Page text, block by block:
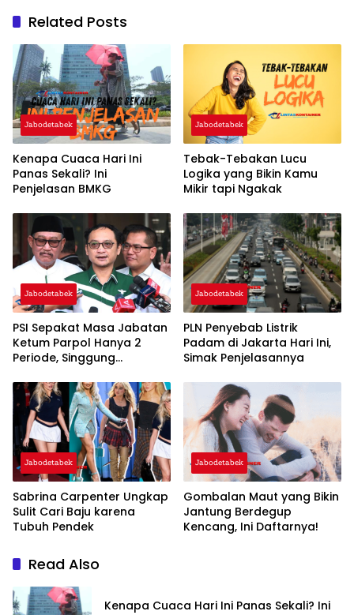
Related Posts
Jabodetabek
Kenapa Cuaca Hari Ini
Panas Sekali? Ini
Penjelasan BMKG
Jabodetabek
Tebak-Tebakan Lucu
Logika yang Bikin Kamu
Mikir tapi Ngakak
Jabodetabek
PSI Sepakat Masa Jabatan
Ketum Parpol Hanya 2
Periode, Singgung
‘Warisan’
Jabodetabek
PLN Penyebab Listrik
Padam di Jakarta Hari Ini,
Simak Penjelasannya
Jabodetabek
Sabrina Carpenter Ungkap
Sulit Cari Baju karena
Tubuh Pendek
Jabodetabek
Gombalan Maut yang Bikin
Jantung Berdegup
Kencang, Ini Daftarnya!
Read Also
Kenapa Cuaca Hari Ini Panas Sekali? Ini